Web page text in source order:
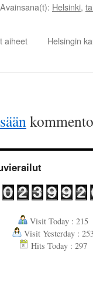
Avainsana(t): Helsinki,
aiheet
​Helsingin
Visit Today : 215
Visit Yesterday :
Hits Today : 297